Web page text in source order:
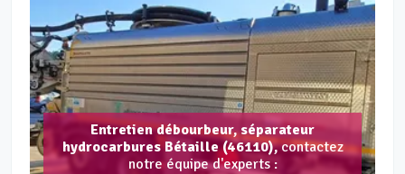
Entretien débourbeur, séparateur
hydrocarbures Bétaille (46110),contactez
notre équipe d'experts :